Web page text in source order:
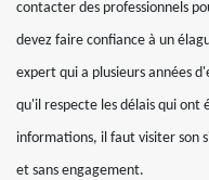
contacter des professionnels
devez faire confiance à un
expert qui a plusieurs années
qu'il respecte les délais qui ont
informations, il faut visiter son
et sans engagement.